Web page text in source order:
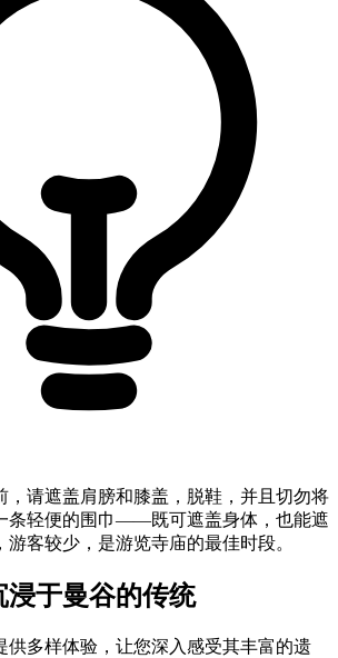
，请遮盖肩膀和膝盖，脱鞋，并且切勿将
条轻便的围巾——既可遮盖身体，也能遮
游客较少，是游览寺庙的最佳时段。
浸于曼谷的传统
供多样体验，让您深入感受其丰富的遗